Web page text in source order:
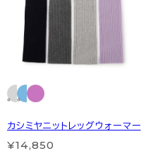
カシミヤニットレッグウォーマー
¥14,850